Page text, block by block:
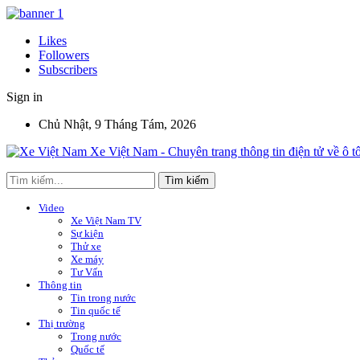
Likes
Followers
Subscribers
Sign in
Chủ Nhật, 9 Tháng Tám, 2026
Xe Việt Nam - Chuyên trang thông tin điện tử về ô
Video
Xe Việt Nam TV
Sự kiện
Thử xe
Xe máy
Tư Vấn
Thông tin
Tin trong nước
Tin quốc tế
Thị trường
Trong nước
Quốc tế